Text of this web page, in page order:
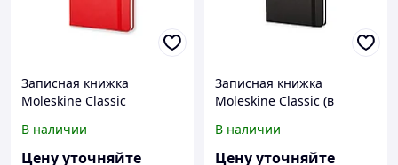
Записная книжка
Moleskine Classic
твердой обложке, Large
(13х21см), красный
В наличии
Цену уточняйте
Записная книжка
Moleskine Classic (в
обложке, Pocket (9x14см),
черный
В наличии
Цену уточняйте